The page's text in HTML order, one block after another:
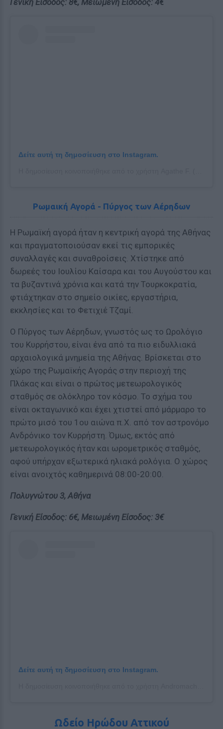
Γενική Είσοδος: 8€, Μειωμένη Είσοδος: 4€
Δείτε αυτή τη δημοσίευση στο Instagram.
Ρωμαική Αγορά - Πύργος των Αέρηδων
Η Ρωμαϊκή αγορά ήταν η κεντρική αγορά της Αθήνας
και πραγματοποιούσαν εκεί τις εμπορικές
συναλλαγές και συναθροίσεις. Χτίστηκε από
δωρεές του Ιουλίου Καίσαρα και του Αυγούστου και
τα βυζαντινά χρόνια και κατά την Τουρκοκρατία,
φτιάχτηκαν στο σημείο οικίες, εργαστήρια,
εκκλησίες και το Φετιχιέ Τζαμί.
Ο Πύργος των Αέρηδων, γνωστός ως το Ωρολόγιο
του Κυρρήστου, είναι ένα από τα πιο ειδυλλιακά
αρχαιολογικά μνημεία της Αθήνας. Βρίσκεται στο
χώρο της Ρωμαϊκής Αγοράς στην περιοχή της
Πλάκας και είναι ο πρώτος μετεωρολογικός
σταθμός σε ολόκληρο τον κόσμο. Το σχήμα του
είναι οκταγωνικό και έχει χτιστεί από μάρμαρο το
πρώτο μισό του 1ου αιώνα π.Χ. από τον αστρονόμο
Ανδρόνικο τον Κυρρήστη. Όμως, εκτός από
μετεωρολογικός ήταν και ωρομετρικός σταθμός,
αφού υπήρχαν εξωτερικά ηλιακά ρολόγια. Ο χώρος
είναι ανοιχτός καθημερινά 08:00-20:00.
Πολυγνώτου 3, Αθήνα
Γενική Είσοδος: 6€, Μειωμένη Είσοδος: 3€
Δείτε αυτή τη δημοσίευση στο Instagram.
Ωδείο Ηρώδου Αττικού